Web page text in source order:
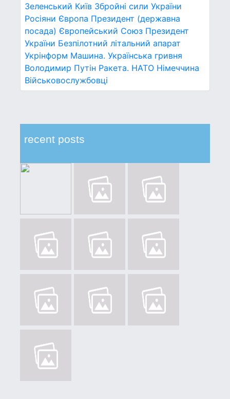
Зеленський Київ Збройні сили України
Росіяни Європа Президент (державна
посада) Європейський Союз Президент
України Безпілотний літальний апарат
Укрінформ Машина. Українська гривня
Володимир Путін Ракета. НАТО Німеччина
Військовослужбовці
recent posts